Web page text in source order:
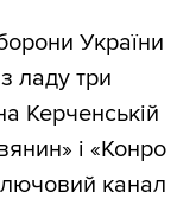
України
ладу три
Керченській
і «Конро
канал